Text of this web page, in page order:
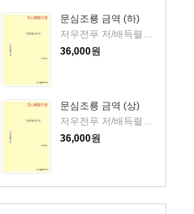
문심조룡 금역 (하)
36,000원
문심조룡 금역 (상)
저우전푸 저/배득렬 역
36,000원